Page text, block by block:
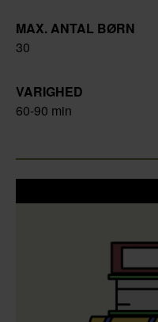
MAX. ANTAL BØRN
30
VARIGHED
60-90 min